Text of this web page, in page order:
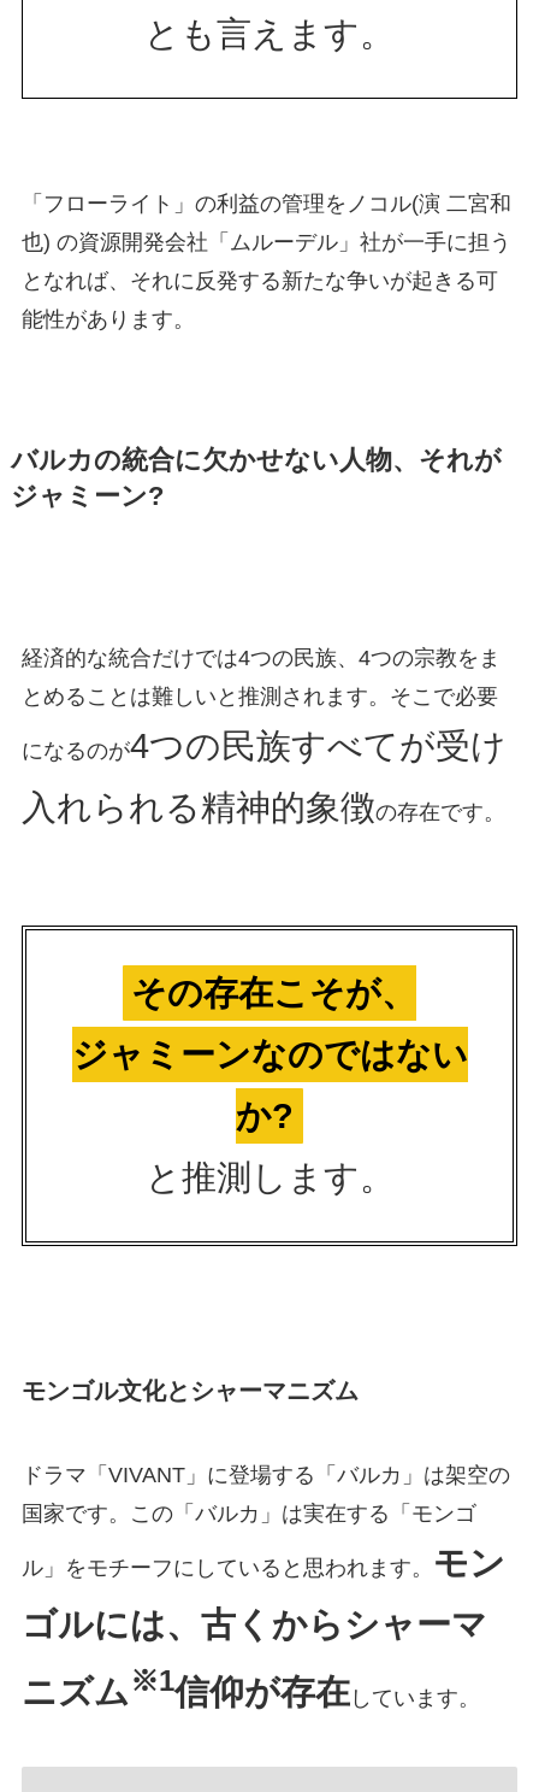
とも言えます。
「フローライト」の利益の管理をノコル(演 二宮和
也) の資源開発会社「ムルーデル」社が一手に担う
となれば、それに反発する新たな争いが起きる可
能性があります。
バルカの統合に欠かせない人物、それが
ジャミーン?
経済的な統合だけでは4つの民族、4つの宗教をま
とめることは難しいと推測されます。そこで必要
になるのが4つの民族すべてが受け
入れられる精神的象徴の存在です。
その存在こそが、
ジャミーンなのではない
か?
と推測します。
モンゴル文化とシャーマニズム
ドラマ「VIVANT」に登場する「バルカ」は架空の
国家です。この「バルカ」は実在する「モンゴ
ル」をモチーフにしていると思われます。
モン
ゴルには、古くからシャーマ
ニズム※1信仰が存在しています。